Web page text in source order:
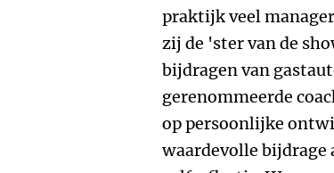
praktijk veel
zij de 'ster van de
bijdragen van
gerenommeerde
op persoonlijke
waardevolle bijdrage